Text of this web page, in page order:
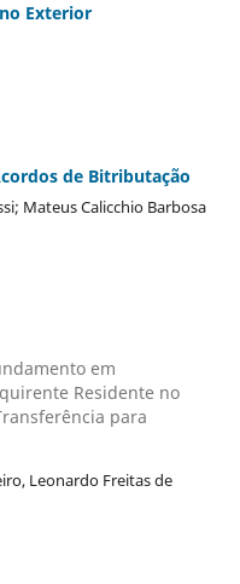
Exterior
de Bitributação
Mateus Calicchio Barbosa
em
Residente no
para
Leonardo Freitas de